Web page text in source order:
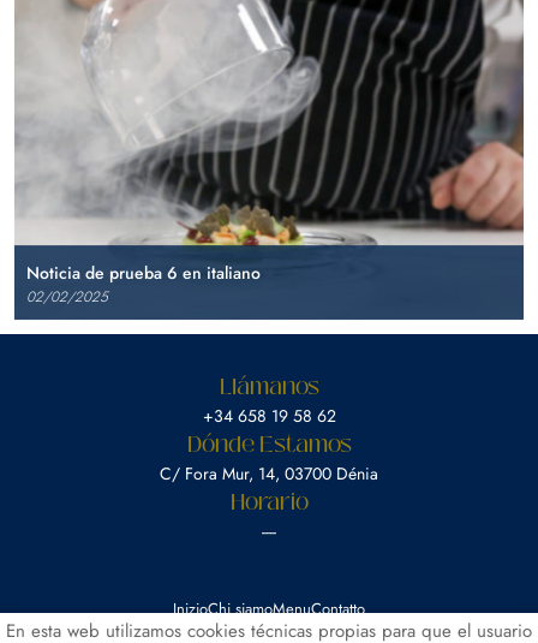
Noticia de prueba 6 en italiano
02/02/2025
En esta web utilizamos cookies técnicas propias para que el usuario
Llámanos
‎+34 658 19 58 62
Dónde Estamos
C/ Fora Mur, 14, 03700 Dénia
Horario
----
InizioChi siamoMenuContatto